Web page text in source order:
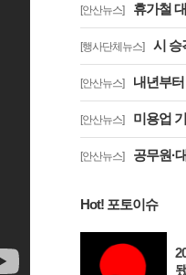
[안산뉴스] 휴가철 대부
[행사단체뉴스] 시 승
[안산뉴스] 내년부터
[안산뉴스] 미용업 기
[안산뉴스] 공무원·대학
Hot! 포토이슈
점등행사